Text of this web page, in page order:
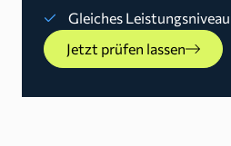
Gleiches Leistungsniveau
Jetzt prüfen lassen